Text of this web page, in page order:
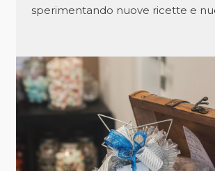
sperimentando nuove ricette e